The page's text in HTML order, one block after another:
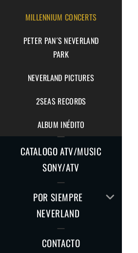
MILLENNIUM CONCERTS
PETER PAN´S NEVERLAND
PARK
NEVERLAND PICTURES
2SEAS RECORDS
ALBUM INÉDITO
CATALOGO ATV/MUSIC
SONY/ATV
POR SIEMPRE
NEVERLAND
AMPLIAR
CONTACTO